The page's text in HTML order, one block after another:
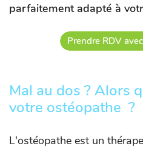
parfaitement adapté à
Prendre RDV
Mal au dos ? Alors
votre ostéopathe ?
L'ostéopathe est un